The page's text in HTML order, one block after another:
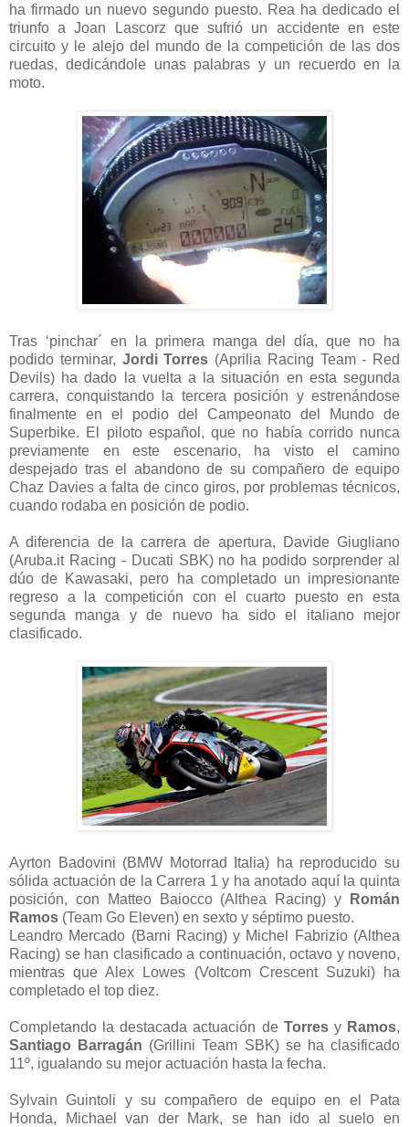
ha firmado un nuevo segundo puesto. Rea ha dedicado el
triunfo a Joan Lascorz que sufrió un accidente en este
circuito y le alejo del mundo de la competición de las dos
ruedas, dedicándole unas palabras y un recuerdo en la
moto.
Tras ‘pinchar´ en la primera manga del día, que no ha
podido terminar, Jordi Torres (Aprilia Racing Team - Red
Devils) ha dado la vuelta a la situación en esta segunda
carrera, conquistando la tercera posición y estrenándose
finalmente en el podio del Campeonato del Mundo de
Superbike. El piloto español, que no había corrido nunca
previamente en este escenario, ha visto el camino
despejado tras el abandono de su compañero de equipo
Chaz Davies a falta de cinco giros, por problemas técnicos,
cuando rodaba en posición de podio.
A diferencia de la carrera de apertura, Davide Giugliano
(Aruba.it Racing - Ducati SBK) no ha podido sorprender al
dúo de Kawasaki, pero ha completado un impresionante
regreso a la competición con el cuarto puesto en esta
segunda manga y de nuevo ha sido el italiano mejor
clasificado.
Ayrton Badovini (BMW Motorrad Italia) ha reproducido su
sólida actuación de la Carrera 1 y ha anotado aquí la quinta
posición, con Matteo Baiocco (Althea Racing) y Román
Ramos (Team Go Eleven) en sexto y séptimo puesto.
Leandro Mercado (Barni Racing) y Michel Fabrizio (Althea
Racing) se han clasificado a continuación, octavo y noveno,
mientras que Alex Lowes (Voltcom Crescent Suzuki) ha
completado el top diez.
Completando la destacada actuación de Torresy Ramos,
Santiago Barragán (Grillini Team SBK) se ha clasificado
11º, igualando su mejor actuación hasta la fecha.
Sylvain Guintoli y su compañero de equipo en el Pata
Honda, Michael van der Mark, se han ido al suelo en